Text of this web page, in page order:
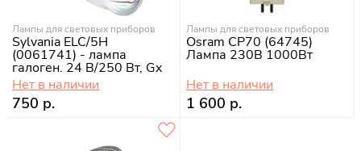
Лампы для световых приборов
Sylvania ELC/5H
(0061741) - лампа
галоген. 24 В/250 Вт, Gx
5.3 с отраж., 500 часов
Нет в наличии
750 р.
Лампы для световых приборов
Osram CP70 (64745)
Лампа 230В 1000Вт
Нет в наличии
1 600 р.